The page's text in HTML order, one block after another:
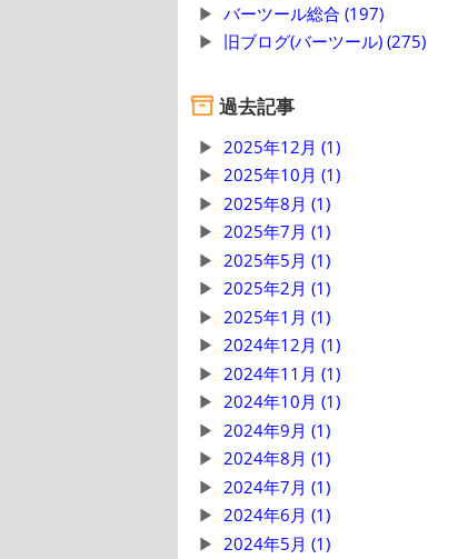
バーツール総合 (197)
旧ブログ(バーツール) (275)
過去記事
2025年12月 (1)
2025年10月 (1)
2025年8月 (1)
2025年7月 (1)
2025年5月 (1)
2025年2月 (1)
2025年1月 (1)
2024年12月 (1)
2024年11月 (1)
2024年10月 (1)
2024年9月 (1)
2024年8月 (1)
2024年7月 (1)
2024年6月 (1)
2024年5月 (1)